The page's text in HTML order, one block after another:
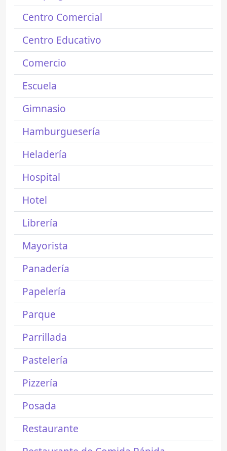
Centro Comercial
Centro Educativo
Comercio
Escuela
Gimnasio
Hamburguesería
Heladería
Hospital
Hotel
Librería
Mayorista
Panadería
Papelería
Parque
Parrillada
Pastelería
Pizzería
Posada
Restaurante